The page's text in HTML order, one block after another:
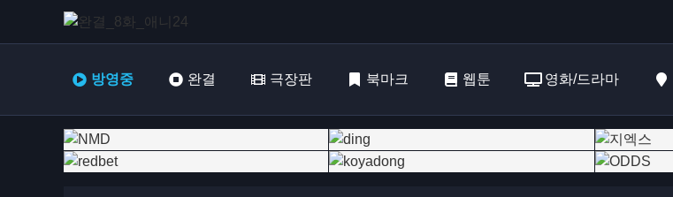
방영중 완결 극장판 북마크 웹툰 영화/드라마